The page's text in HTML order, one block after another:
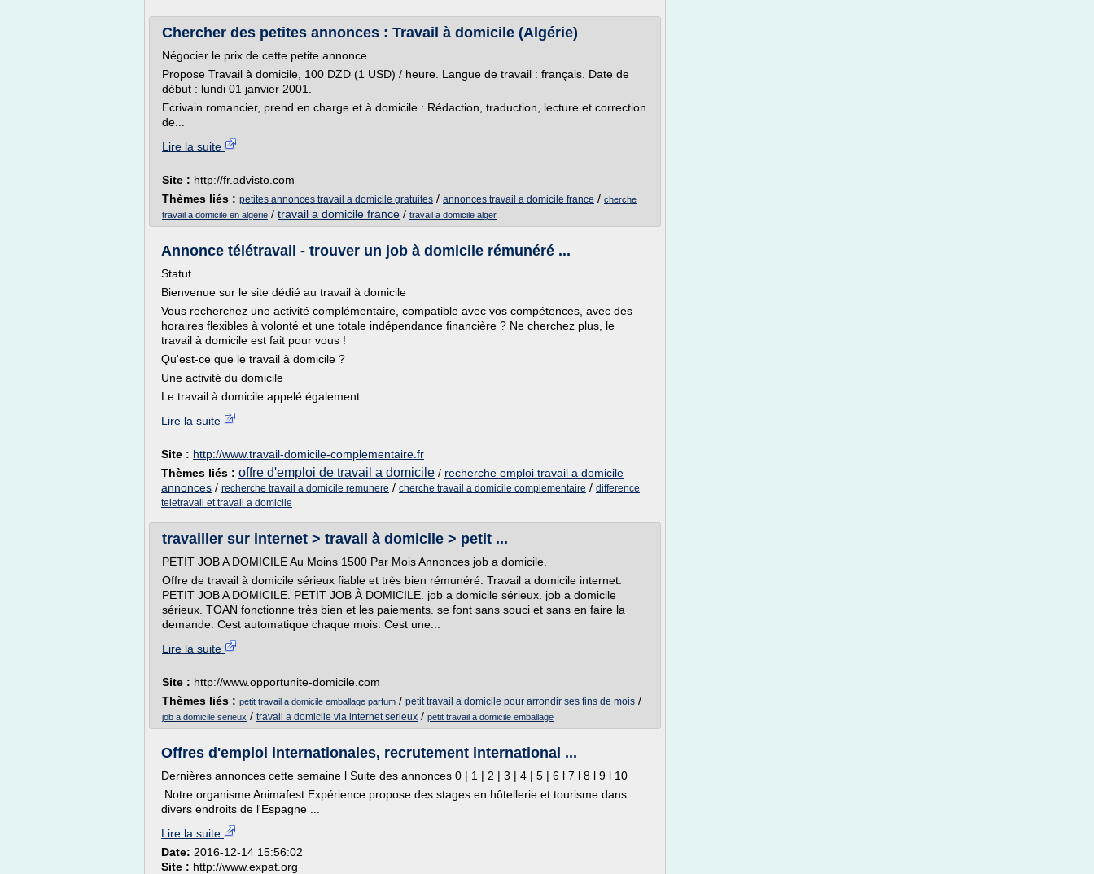
Chercher des petites annonces : Travail à domicile (Algérie)
Négocier le prix de cette petite annonce
Propose Travail à domicile, 100 DZD (1 USD) / heure. Langue de travail : français. Date de
début : lundi 01 janvier 2001.
Ecrivain romancier, prend en charge et à domicile : Rédaction, traduction, lecture et correction
de...
Lire la suite
Site : http://fr.advisto.com
Thèmes liés : petites annonces travail a domicile gratuites / annonces travail a domicile france / cherche
travail a domicile en algerie / travail a domicile france / travail a domicile alger
Annonce télétravail - trouver un job à domicile rémunéré ...
Statut
Bienvenue sur le site dédié au travail à domicile
Vous recherchez une activité complémentaire, compatible avec vos compétences, avec des
horaires flexibles à volonté et une totale indépendance financière ? Ne cherchez plus, le
travail à domicile est fait pour vous !
Qu'est-ce que le travail à domicile ?
Une activité du domicile
Le travail à domicile appelé également...
Lire la suite
Site : http://www.travail-domicile-complementaire.fr
Thèmes liés : offre d'emploi de travail a domicile / recherche emploi travail a domicile
annonces / recherche travail a domicile remunere / cherche travail a domicile complementaire / difference
teletravail et travail a domicile
travailler sur internet > travail à domicile > petit ...
PETIT JOB A DOMICILE Au Moins 1500 Par Mois Annonces job a domicile.
Offre de travail à domicile sérieux fiable et très bien rémunéré. Travail a domicile internet.
PETIT JOB A DOMICILE. PETIT JOB À DOMICILE. job a domicile sérieux. job a domicile
sérieux. TOAN fonctionne très bien et les paiements. se font sans souci et sans en faire la
demande. Cest automatique chaque mois. Cest une...
Lire la suite
Site : http://www.opportunite-domicile.com
Thèmes liés : petit travail a domicile emballage parfum / petit travail a domicile pour arrondir ses fins de mois /
job a domicile serieux / travail a domicile via internet serieux / petit travail a domicile emballage
Offres d'emploi internationales, recrutement international ...
Dernières annonces cette semaine l Suite des annonces 0 | 1 | 2 | 3 | 4 | 5 | 6 l 7 l 8 l 9 l 10
Notre organisme Animafest Expérience propose des stages en hôtellerie et tourisme dans
divers endroits de l'Espagne ...
Lire la suite
Date: 2016-12-14 15:56:02
Site : http://www.expat.org